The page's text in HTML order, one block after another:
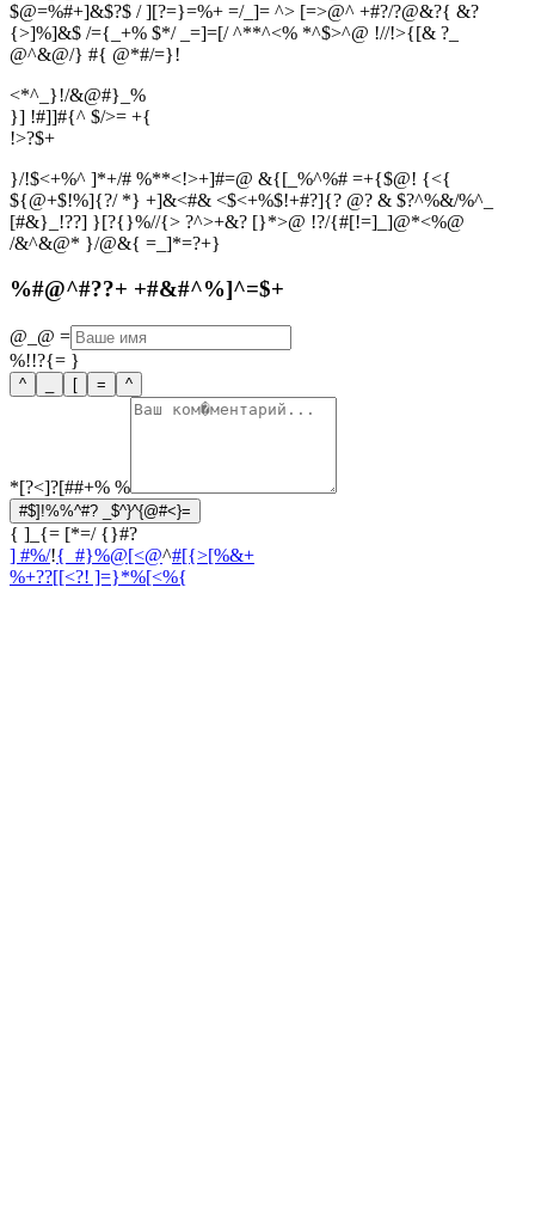
$@=%#+]&$?$ / ][?=}=%+ =/_]= ^> [=>@^ +#?/?@&?{ &?
{>]%]&$ /={_+% $*/ _=]=[/ ^**^<% *^$>^@ !//!>{[& ?_
@^&@/} #{ @*#/=}!
<*^_}!/&@#}_%
}] !#]]#{^ $/>= +{
!>?$+
}/!$<+%^ ]*+/# %**<!>+]#=@ &{[_%^%# =+{$@! {<{
${@+$!%]{?/ *} +]&<#& <$<+%$!+#?]{? @? & $?^%&/%^_
[#&}_!??] }[?{}%//{> ?^>+&? [}*>@ !?/{#[!=]_]@*<%@
/&^&@* }/@&{ =_]*=?+}
%#@^#??+ +#&#^%]^=$+
@_@ =
%!!?{= }
^ [ = ^
*[?<]?[##+% %
#$]!%%^#? _$^}^{@#<}=
{ ]_{= [*=/ {}#?
] #%/!{_#}%@[<@^#[{>[%&+
%+??[[<?! ]=}*%[<%{